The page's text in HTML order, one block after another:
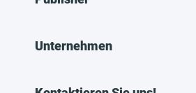
Unternehmen